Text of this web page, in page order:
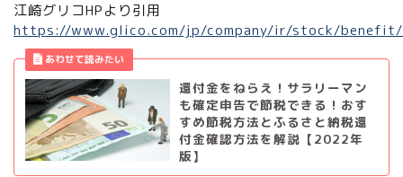
江崎グリコHPより引用
https://www.glico.com/jp/company/ir/stock/benefit/
還付金をねらえ！サラリーマン
も確定申告で節税できる！おす
すめ節税方法とふるさと納税還
付金確認方法を解説【2022年
版】